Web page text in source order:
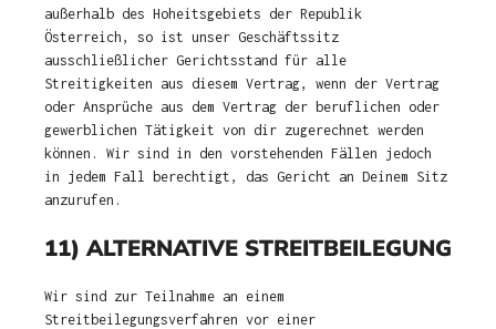
außerhalb des Hoheitsgebiets der Republik
Österreich, so ist unser Geschäftssitz
ausschließlicher Gerichtsstand für alle
Streitigkeiten aus diesem Vertrag, wenn der Vertrag
oder Ansprüche aus dem Vertrag der beruflichen oder
gewerblichen Tätigkeit von dir zugerechnet werden
können. Wir sind in den vorstehenden Fällen jedoch
in jedem Fall berechtigt, das Gericht an Deinem Sitz
anzurufen.
11) ALTERNATIVE STREITBEILEGUNG
Wir sind zur Teilnahme an einem
Streitbeilegungsverfahren vor einer